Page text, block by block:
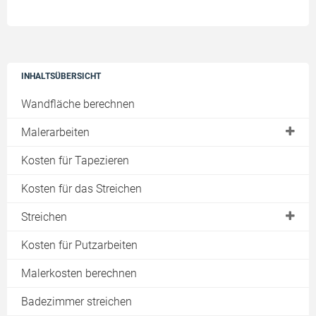
INHALTSÜBERSICHT
Wandfläche berechnen
Malerarbeiten
Preise & Kosten
Graffitientfernung
Fassadensanierung
Fassadenreinigung
Raucherwohnung renovieren
Kosten für Tapezieren
Kosten für das Streichen
Streichen
Wände
Decke
Kosten für Putzarbeiten
Malerkosten berechnen
Badezimmer streichen